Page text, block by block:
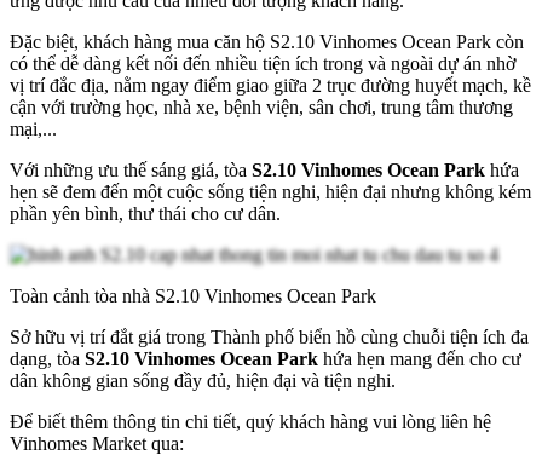
Đặc biệt, khách hàng mua căn hộ S2.10 Vinhomes Ocean Park còn
có thể dễ dàng kết nối đến nhiều tiện ích trong và ngoài dự án nhờ
vị trí đắc địa, nằm ngay điểm giao giữa 2 trục đường huyết mạch, kề
cận với trường học, nhà xe, bệnh viện, sân chơi, trung tâm thương
mại,...
Với những ưu thế sáng giá, tòa S2.10 Vinhomes Ocean Park hứa
hẹn sẽ đem đến một cuộc sống tiện nghi, hiện đại nhưng không kém
phần yên bình, thư thái cho cư dân.
Toàn cảnh tòa nhà S2.10 Vinhomes Ocean Park
Sở hữu vị trí đắt giá trong Thành phố biển hồ cùng chuỗi tiện ích đa
dạng, tòa S2.10 Vinhomes Ocean Park hứa hẹn mang đến cho cư
dân không gian sống đầy đủ, hiện đại và tiện nghi.
Để biết thêm thông tin chi tiết, quý khách hàng vui lòng liên hệ
Vinhomes Market qua: